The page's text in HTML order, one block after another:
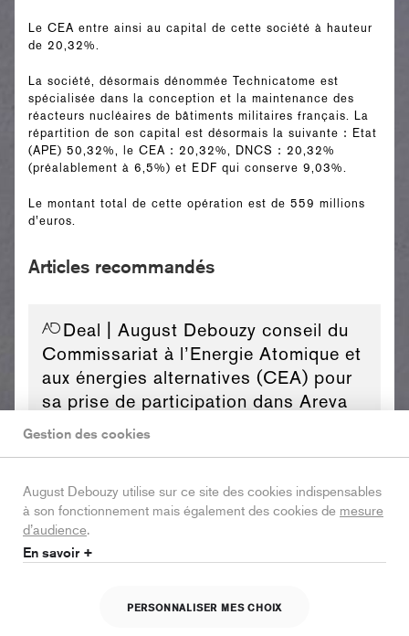
Le CEA entre ainsi au capital de cette société à hauteur
de 20,32%.
La société, désormais dénommée Technicatome est
spécialisée dans la conception et la maintenance des
réacteurs nucléaires de bâtiments militaires français. La
répartition de son capital est désormais la suivante : Etat
(APE) 50,32%, le CEA : 20,32%, DNCS : 20,32%
(préalablement à 6,5%) et EDF qui conserve 9,03%.
Le montant total de cette opération est de 559 millions
d’euros.
Articles recommandés
Deal | August Debouzy conseil du
Commissariat à l’Energie Atomique et
aux énergies alternatives (CEA) pour
sa prise de participation dans Areva
TA
Life
the Year in France By “Le Monde du
Gestion des cookies
August Debouzy utilise sur ce site des cookies indispensables
à son fonctionnement mais également des cookies de mesure
d’audience.
En savoir +
PERSONNALISER MES CHOIX